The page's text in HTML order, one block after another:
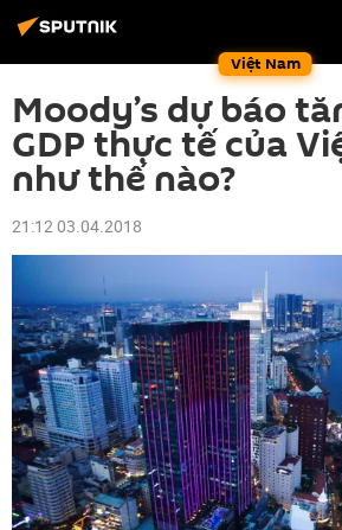
Việt Nam
Moody’s dự báo
GDP thực tế của
như thế nào?
21:12 03.04.2018